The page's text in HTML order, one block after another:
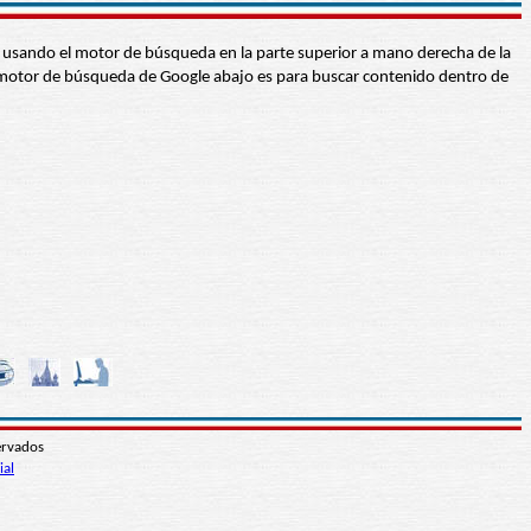
el motor de búsqueda en la parte superior a mano derecha de la
de búsqueda de Google abajo es para buscar contenido dentro de